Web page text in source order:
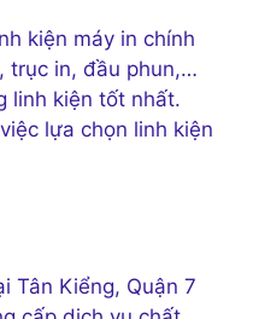
kiện máy in chính
trục in, đầu phun,…
linh kiện tốt nhất.
lựa chọn linh kiện
Tân Kiểng, Quận 7